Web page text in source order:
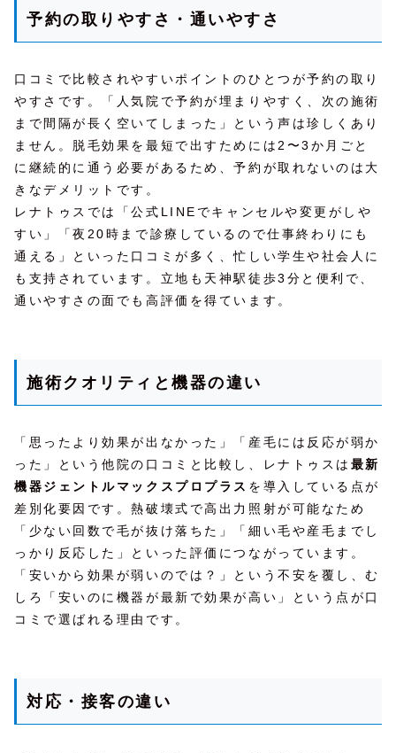
予約の取りやすさ・通いやすさ
口コミで比較されやすいポイントのひとつが予約の取り
やすさです。「人気院で予約が埋まりやすく、次の施術
まで間隔が長く空いてしまった」という声は珍しくあり
ません。脱毛効果を最短で出すためには2〜3か月ごと
に継続的に通う必要があるため、予約が取れないのは大
きなデメリットです。
レナトゥスでは「公式LINEでキャンセルや変更がしや
すい」「夜20時まで診療しているので仕事終わりにも
通える」といった口コミが多く、忙しい学生や社会人に
も支持されています。立地も天神駅徒歩3分と便利で、
通いやすさの面でも高評価を得ています。
施術クオリティと機器の違い
「思ったより効果が出なかった」「産毛には反応が弱か
った」という他院の口コミと比較し、レナトゥスは 最新
機器ジェントルマックスプロプラス を導入している点が
差別化要因です。熱破壊式で高出力照射が可能なため
「少ない回数で毛が抜け落ちた」「細い毛や産毛までし
っかり反応した」といった評価につながっています。
「安いから効果が弱いのでは？」という不安を覆し、む
しろ「安いのに機器が最新で効果が高い」という点が口
コミで選ばれる理由です。
対応・接客の違い